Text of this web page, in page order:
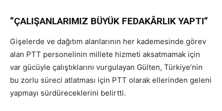
“ÇALIŞANLARIMIZ BÜYÜK FEDAKÂRLIK YAPTI”
Gişelerde ve dağıtım alanlarının her kademesinde görev
alan PTT personelinin millete hizmeti aksatmamak için
var gücüyle çalıştıklarını vurgulayan Gülten, Türkiye’nin
bu zorlu süreci atlatması için PTT olarak ellerinden geleni
yapmayı sürdüreceklerini belirtti.